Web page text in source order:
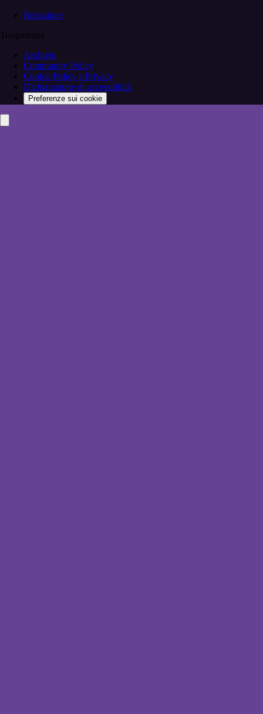
Redazione
Trasparenza
Archivio
Community Policy
Cookie Policy e Privacy
Dichiarazione di accessibilità
Preferenze sui cookie